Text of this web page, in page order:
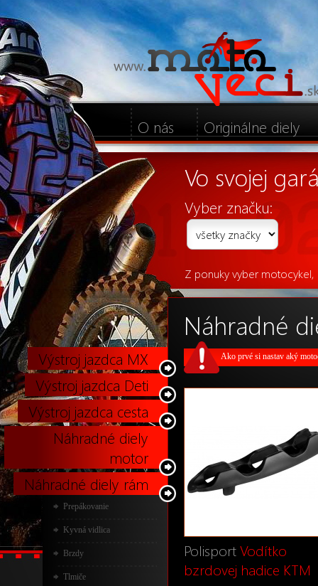
Náhradné
Ako prvé si nastav aký
PolisportVodítko
bzrdovej hadice KTM
Výstroj jazdca MX
Výstroj jazdca Deti
Výstroj jazdca cesta
Náhradné diely
motor
Náhradné diely rám
Prepákovanie
Kyvná vidlica
Brzdy
Tlmiče
O nás Originálne diely